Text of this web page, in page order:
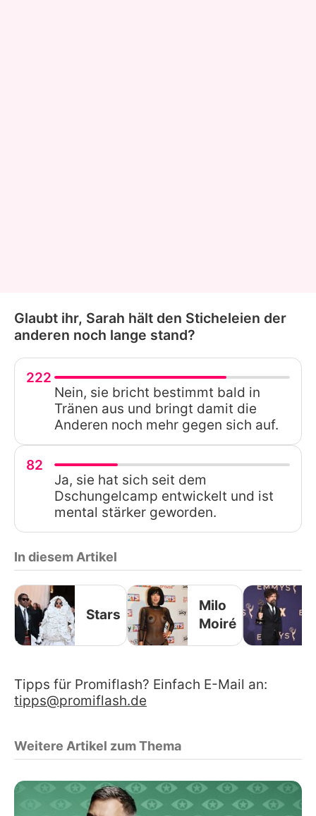
Glaubt ihr, Sarah hält den Sticheleien der
anderen noch lange stand?
222
Nein, sie bricht bestimmt bald in
Tränen aus und bringt damit die
Anderen noch mehr gegen sich auf.
82
Ja, sie hat sich seit dem
Dschungelcamp entwickelt und ist
mental stärker geworden.
In diesem Artikel
Stars
Milo
Moiré
Tipps für Promiflash? Einfach E-Mail an:
tipps@promiflash.de
Weitere Artikel zum Thema